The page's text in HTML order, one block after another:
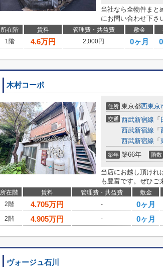
当社なら全物件まと
にお問い合わせ下さ
所在階 賃料 管理費・共益費 敷金
1階
4.6万円 2,000円 0ヶ月
木村コーポ
住所 東京都西東京
交通 西武新宿線 「
西武新宿線 「
西武新宿線 「
築年 築66年 階数
当店にお越し頂けれ
も豊富です。ぜひご
所在階 賃料 管理費・共益費 敷金
2階
4.705万円 - 0ヶ月
2階
4.905万円 - 0ヶ月
ヴォージュ石川